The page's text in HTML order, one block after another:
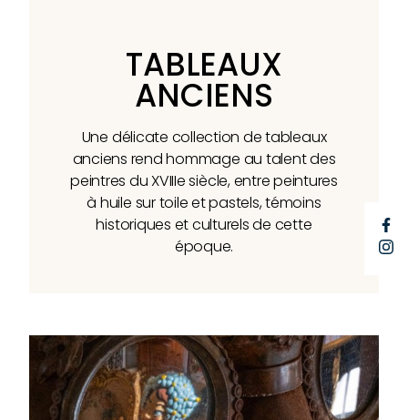
TABLEAUX
ANCIENS
Une délicate collection de tableaux
anciens rend hommage au talent des
peintres du XVIIIe siècle, entre peintures
à huile sur toile et pastels, témoins
historiques et culturels de cette
époque.